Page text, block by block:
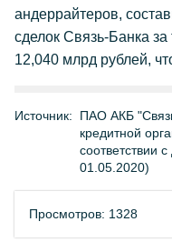
андеррайтеров,
сделок Связь-Банка
12,040 млрд рублей,
Источник:
ПАО АКБ
кредитной
соответствии
01.05.2020)
Просмотров: 1328